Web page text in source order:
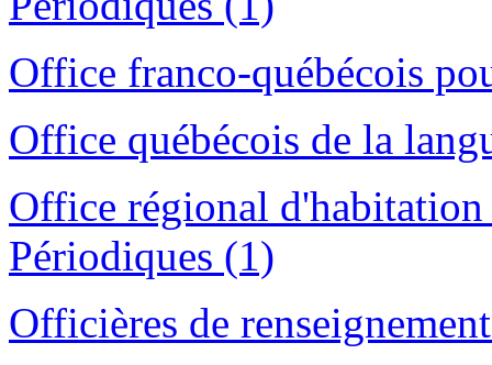
Office franco-québécois
Office québécois de la
Office régional
Périodiques (1)
Officières de